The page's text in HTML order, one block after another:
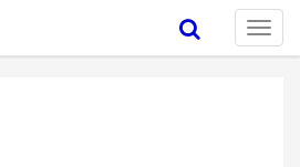
Toggle